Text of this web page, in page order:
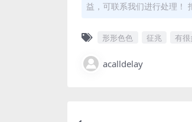
益，可联系我们进行处理！
形形色色 征兆 有很
acalldelay